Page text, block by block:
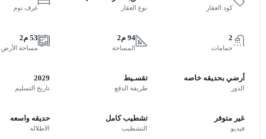
كود العقار نوع العقار غرف نوم
2
حمامات
94 م2
المساحة
53 م2
مساحة الأرض
أرضي بحديقه خاصه
الدور
تقسـيط
طريقة الدفع
2029
تاريخ التسليم
غير متوفر
فيديو
تشطيب كامل
التشطيب
حديقه واسعه
الاطلاله